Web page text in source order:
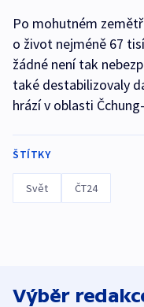
Po mohutném
o život nejméně 67
žádné není tak
také destabilizovaly
hrází v oblasti
ŠTÍTKY
Svět ČT24
Výběr